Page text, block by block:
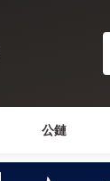
公鏈